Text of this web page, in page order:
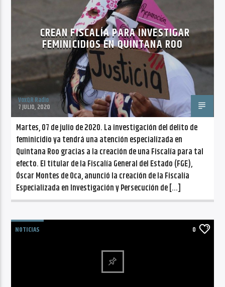
NO TITLES AVAILABLE
Radio VoxQR
CREAN FISCALÍA PARA INVESTIGAR
FEMINICIDIOS EN QUINTANA ROO
VoxQR Radio
7 JULIO, 2020
Martes, 07 de julio de 2020. La investigación del delito de
feminicidio ya tendrá una atención especializada en
Quintana Roo gracias a la creación de una Fiscalía para tal
efecto. El titular de la Fiscalía General del Estado (FGE),
Óscar Montes de Oca, anunció la creación de la Fiscalía
Especializada en Investigación y Persecución de […]
NOTICIAS 0